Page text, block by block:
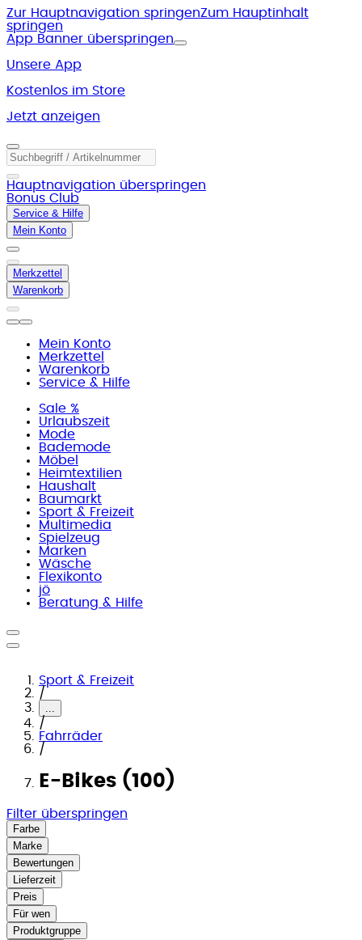
Zur Hauptnavigation springenZum Hauptinhalt
springen
App Banner überspringen
Unsere App
Kostenlos im Store
Jetzt anzeigen
Hauptnavigation überspringen
Bonus Club
Service & Hilfe
Mein Konto
Merkzettel
Warenkorb
Mein Konto
Merkzettel
Warenkorb
Service & Hilfe
Sale %
Urlaubszeit
Mode
Bademode
Möbel
Heimtextilien
Haushalt
Baumarkt
Sport & Freizeit
Multimedia
Spielzeug
Marken
Wäsche
Flexikonto
jö
Beratung & Hilfe
Sport & Freizeit
/
...
/
Fahrräder
/
E-Bikes (100)
Filter überspringen
Farbe
Marke
Bewertungen
Lieferzeit
Preis
Für wen
Produktgruppe